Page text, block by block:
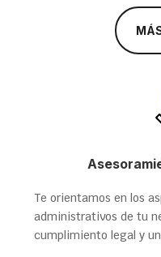
Te orientamos en los
administrativos de tu
cumplimiento legal y